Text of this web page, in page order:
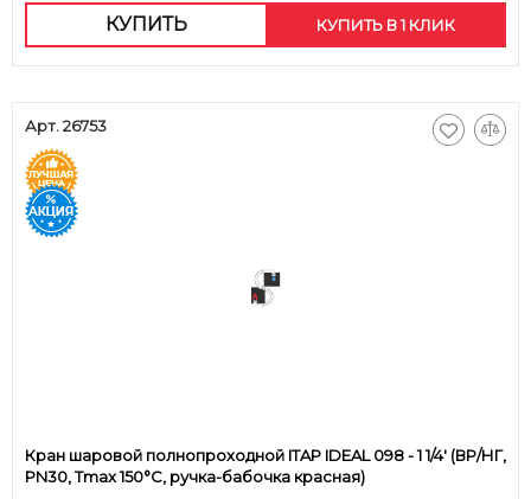
КУПИТЬ КУПИТЬ В 1 КЛИК
Арт. 26753
Кран шаровой полнопроходной ITAP IDEAL 098 - 1 1/4' (ВР/НГ,
PN30, Tmax 150°С, ручка-бабочка красная)